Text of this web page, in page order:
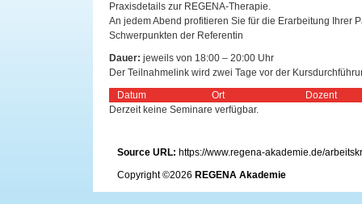
Praxisdetails zur REGENA-Therapie.
An jedem Abend profitieren Sie für die Erarbeitung Ihrer
Schwerpunkten der Referentin
Dauer: jeweils von 18:00 – 20:00 Uhr
Der Teilnahmelink wird zwei Tage vor der
Datum
Ort
Dozent
Derzeit keine Seminare verfügbar.
Source URL: https://www.regena-akademie.de/
Copyright ©2026 REGENA Akademie